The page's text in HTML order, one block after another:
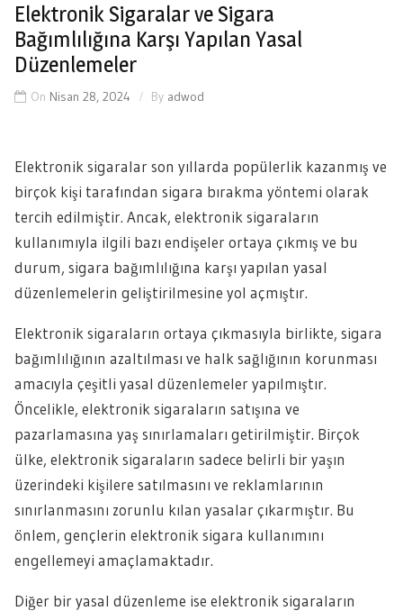
Elektronik Sigaralar ve Sigara
Bağımlılığına Karşı Yapılan Yasal
Düzenlemeler
On Nisan 28, 2024 By adwod
Elektronik sigaralar son yıllarda popülerlik kazanmış ve
birçok kişi tarafından sigara bırakma yöntemi olarak
tercih edilmiştir. Ancak, elektronik sigaraların
kullanımıyla ilgili bazı endişeler ortaya çıkmış ve bu
durum, sigara bağımlılığına karşı yapılan yasal
düzenlemelerin geliştirilmesine yol açmıştır.
Elektronik sigaraların ortaya çıkmasıyla birlikte, sigara
bağımlılığının azaltılması ve halk sağlığının korunması
amacıyla çeşitli yasal düzenlemeler yapılmıştır.
Öncelikle, elektronik sigaraların satışına ve
pazarlamasına yaş sınırlamaları getirilmiştir. Birçok
ülke, elektronik sigaraların sadece belirli bir yaşın
üzerindeki kişilere satılmasını ve reklamlarının
sınırlanmasını zorunlu kılan yasalar çıkarmıştır. Bu
önlem, gençlerin elektronik sigara kullanımını
engellemeyi amaçlamaktadır.
Diğer bir yasal düzenleme ise elektronik sigaraların